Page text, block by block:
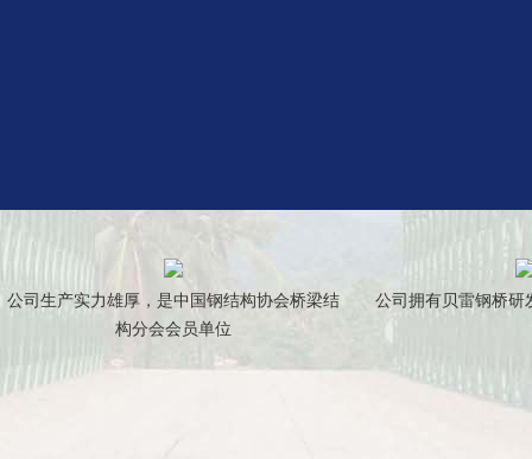
公司生产实力雄厚，是中国钢结构协会桥梁结
构分会会员单位
公司拥有贝雷钢桥研